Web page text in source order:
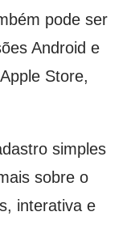
pode ser
Android e
Store,
simples
sobre o
interativa e